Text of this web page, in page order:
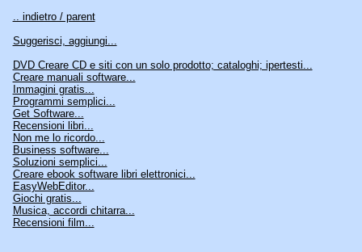
.. indietro / parent
Suggerisci, aggiungi...
DVD Creare CD e siti con un solo prodotto; cataloghi; ipertesti...
Creare manuali software...
Immagini gratis...
Programmi semplici...
Get Software...
Recensioni libri...
Non me lo ricordo...
Business software...
Soluzioni semplici...
Creare ebook software libri elettronici...
EasyWebEditor...
Giochi gratis...
Musica, accordi chitarra...
Recensioni film...